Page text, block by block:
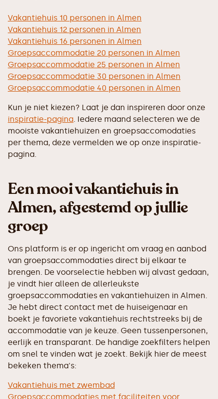
Vakantiehuis 10 personen in Almen
Vakantiehuis 12 personen in Almen
Vakantiehuis 16 personen in Almen
Groepsaccommodatie 20 personen in Almen
Groepsaccommodatie 25 personen in Almen
Groepsaccommodatie 30 personen in Almen
Groepsaccommodatie 40 personen in Almen
Kun je niet kiezen? Laat je dan inspireren door onze
inspiratie-pagina. Iedere maand selecteren we de
mooiste vakantiehuizen en groepsaccomodaties
per thema, deze vermelden we op onze inspiratie-
pagina.
Een mooi vakantiehuis in
Almen, afgestemd op jullie
groep
Ons platform is er op ingericht om vraag en aanbod
van groepsaccommodaties direct bij elkaar te
brengen. De voorselectie hebben wij alvast gedaan,
je vindt hier alleen de allerleukste
groepsaccommodaties en vakantiehuizen in Almen.
Je hebt direct contact met de huiseigenaar en
boekt je favoriete vakantiehuis rechtstreeks bij de
accommodatie van je keuze. Geen tussenpersonen,
eerlijk en transparant. De handige zoekfilters helpen
om snel te vinden wat je zoekt. Bekijk hier de meest
bekeken thema's:
Vakantiehuis met zwembad
Groepsaccommodaties met faciliteiten voor